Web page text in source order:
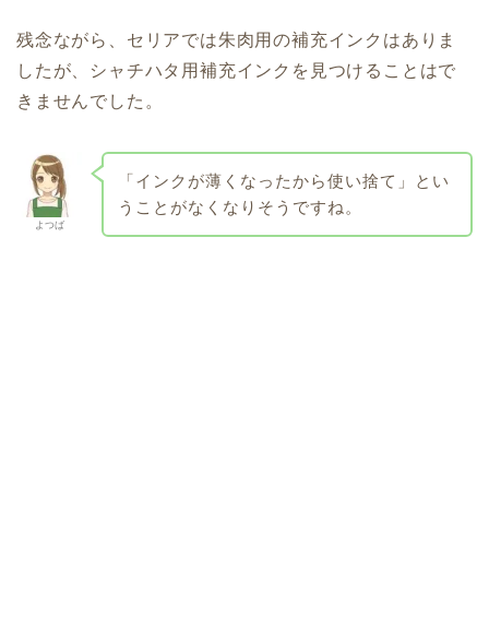
残念ながら、セリアでは朱肉用の補充インクはありま
したが、シャチハタ用補充インクを見つけることはで
きませんでした。
よつば
「インクが薄くなったから使い捨て」とい
うことがなくなりそうですね。